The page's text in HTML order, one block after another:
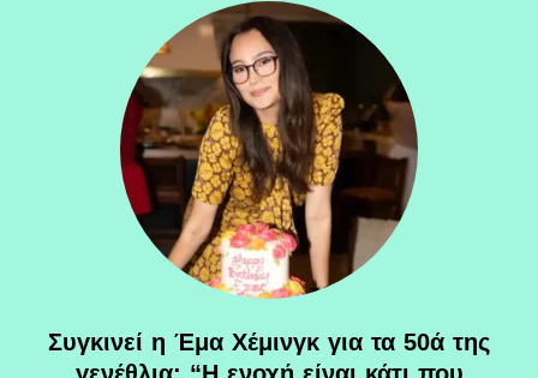
Συγκινεί η Έμα Χέμινγκ για τα 50ά της